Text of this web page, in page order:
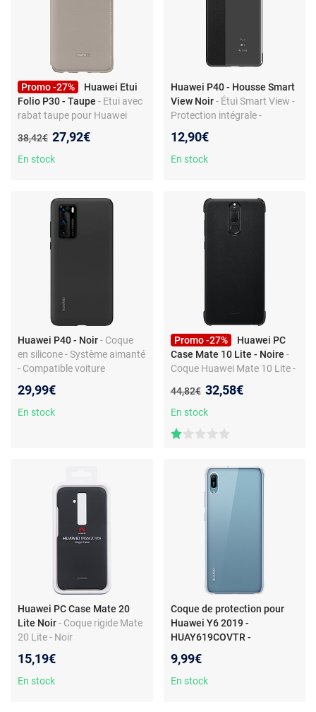
Promo -27%
Huawei Etui
Folio P30 - Taupe - Etui avec
rabat taupe pour Huawei
Ancien prix :
38,42€ Nouveau prix :
27,92€
En stock
Huawei P40 - Housse Smart
View Noir - Étui Smart View -
Protection intégrale -
Mise en veille
12,90€
En stock
Huawei P40 - Noir- Coque
en silicone - Système aimanté
- Compatible voiture
rayures
29,99€
En stock
Promo -27%
Huawei PC
Case Mate 10 Lite - Noire -
Coque Huawei Mate 10 Lite -
Ancien prix :
44,82€ Nouveau prix :
32,58€
En stock
Huawei PC Case Mate 20
Lite Noir- Coque rigide Mate
20 Lite - Noir
15,19€
En stock
Coque de protection pour
Huawei Y6 2019 -
HUAY619COVTR -
protection pour Y6 2019 -
Transparent
9,99€
En stock